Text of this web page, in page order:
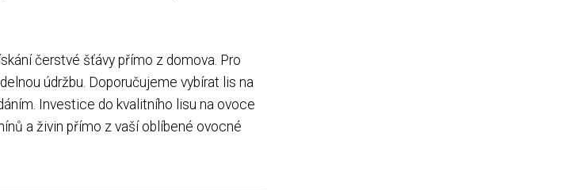
čerstvé šťávy přímo z domova. Pro
údržbu. Doporučujeme vybírat lis na
Investice do kvalitního lisu na ovoce
a živin přímo z vaší oblíbené ovocné